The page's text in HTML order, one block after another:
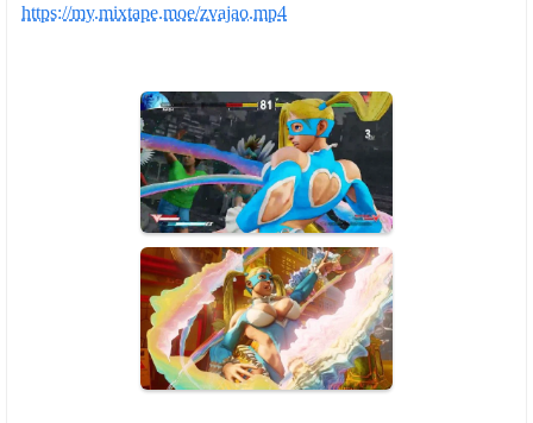
https://my.mixtape.moe/zvajao.mp4